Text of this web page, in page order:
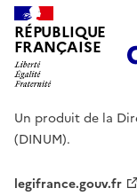
RÉPUBLIQUE
FRANÇAISE
Un produit de la
(DINUM).
legifrance.gouv.fr